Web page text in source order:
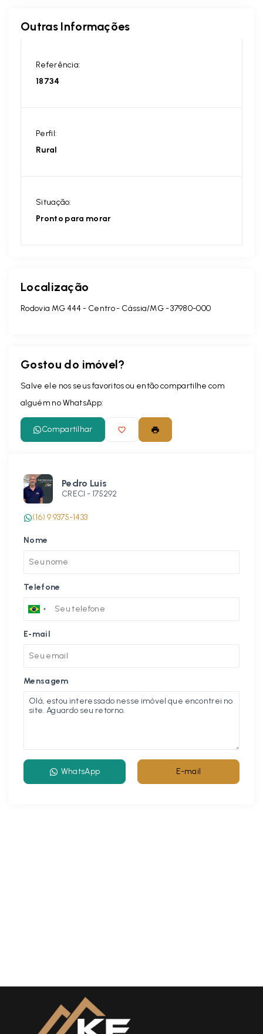
Outras Informações
Referência:
18734
Perfil:
Rural
Situação:
Pronto para morar
Localização
Rodovia MG 444 - Centro - Cássia/MG- 37980-000
Gostou do imóvel?
Salve ele nos seus favoritos ou então compartilhe com
alguém no WhatsApp:
Compartilhar
Pedro Luis
CRECI - 175292
(16) 9 9375-1433
Nome
Telefone
E-mail
Mensagem
WhatsApp E-mail